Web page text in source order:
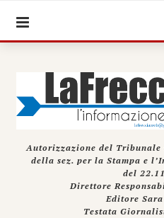
Autorizzazione del
della sez. per la Stampa e
del
Direttore
Editore
Testata